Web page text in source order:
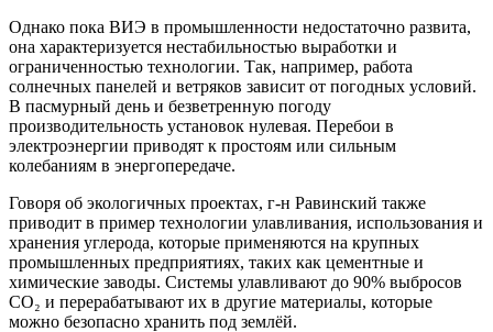
Однако пока ВИЭ в промышленности недостаточно развита,
она характеризуется нестабильностью выработки и
ограниченностью технологии. Так, например, работа
солнечных панелей и ветряков зависит от погодных условий.
В пасмурный день и безветренную погоду
производительность установок нулевая. Перебои в
электроэнергии приводят к простоям или сильным
колебаниям в энергопередаче.
Говоря об экологичных проектах, г-н Равинский также
приводит в пример технологии улавливания, использования и
хранения углерода, которые применяются на крупных
промышленных предприятиях, таких как цементные и
химические заводы. Системы улавливают до 90% выбросов
CO₂ и перерабатывают их в другие материалы, которые
можно безопасно хранить под землёй.